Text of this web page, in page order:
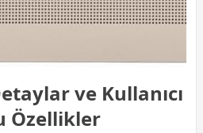
ve Kullanıcı
Özellikler